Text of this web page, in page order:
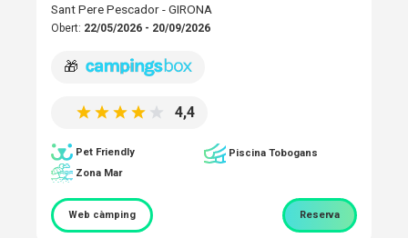
Sant Pere Pescador - GIRONA
Obert: 22/05/2026 - 20/09/2026
🎁
4,4
Pet Friendly
Piscina Tobogans
Zona Mar
Web càmping Reserva